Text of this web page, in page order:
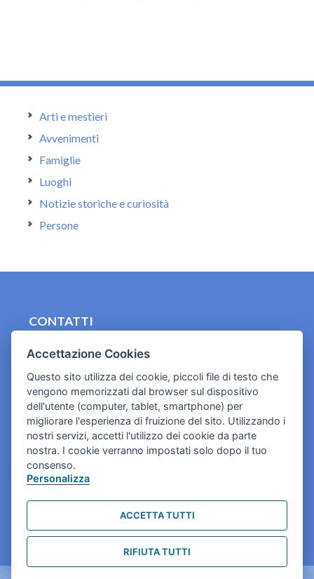
Arti e mestieri
Avvenimenti
Famiglie
Luoghi
Notizie storiche e curiosità
Persone
CONTATTI
Cookies e informativa privacy
Accettazione Cookies
Questo sito utilizza dei cookie, piccoli file di testo che
vengono memorizzati dal browser sul dispositivo
dell'utente (computer, tablet, smartphone) per
migliorare l'esperienza di fruizione del sito. Utilizzando i
nostri servizi, accetti l'utilizzo dei cookie da parte
nostra. I cookie verranno impostati solo dopo il tuo
consenso.
Personalizza
ACCETTA TUTTI
RIFIUTA TUTTI